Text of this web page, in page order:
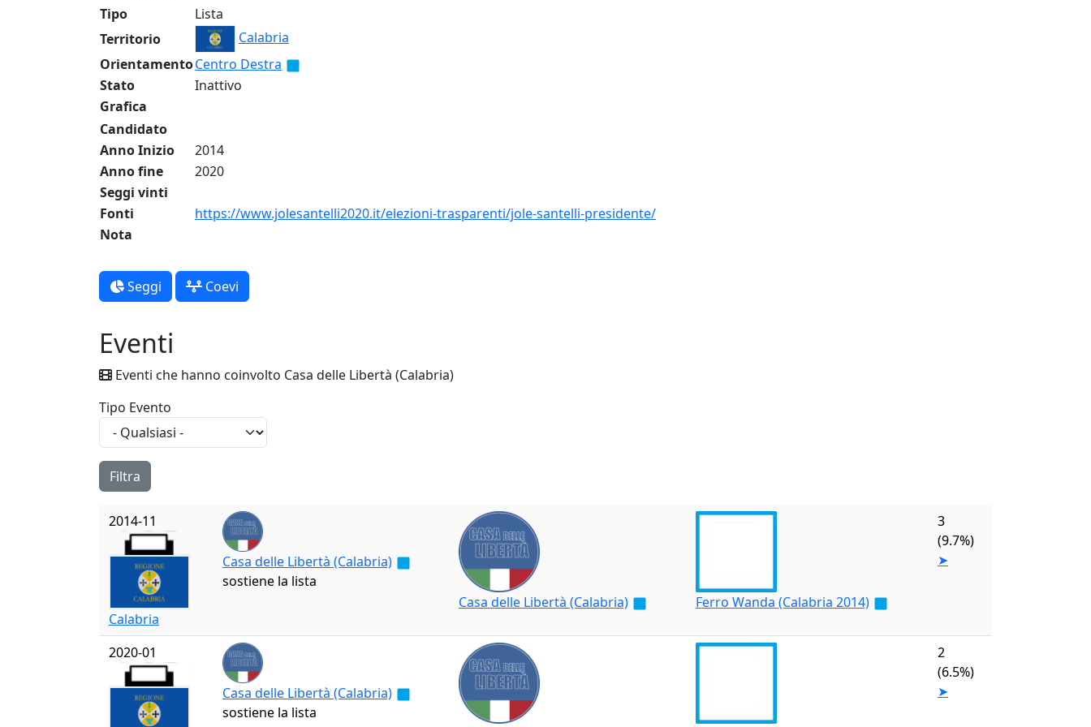
Tipo
Lista
Territorio
Calabria
OrientamentoCentro Destra
Stato
Inattivo
Grafica
Candidato
Anno Inizio
2014
Anno fine
2020
Seggi vinti
Fonti
https://www.jolesantelli2020.it/elezioni-trasparenti/jole-santelli-presidente/
Nota
Seggi Coevi
Eventi
Eventi che hanno coinvolto Casa delle Libertà (Calabria)
Tipo Evento
2014-11
Calabria
Casa delle Libertà (Calabria)
sostiene la lista
Casa delle Libertà (Calabria)
Ferro Wanda (Calabria 2014)
3
(9.7%)
➤
2020-01
Casa delle Libertà (Calabria)
sostiene la lista
2
(6.5%)
➤